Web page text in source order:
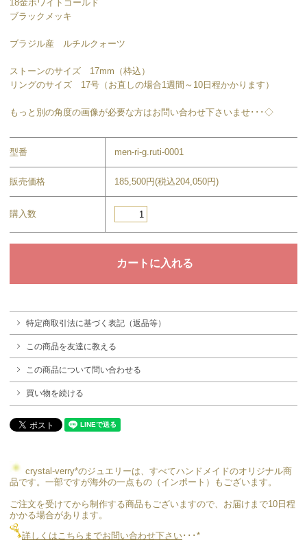
18金ホワイトゴールド
ブラックメッキ
ブラジル産 ルチルクォーツ
ストーンのサイズ 17mm（枠込）
リングのサイズ 17号（お直しの場合1週間～10日程かかります）
もっと別の角度の画像が必要な方はお問い合わせ下さいませ･･･◇
型番 men-ri-g.ruti-0001
販売価格 185,500円(税込204,050円)
購入数
特定商取引法に基づく表記（返品等）
この商品を友達に教える
この商品について問い合わせる
買い物を続ける
crystal-verry*のジュエリーは、すべてハンドメイドのオリジナル商
品です。一部ですが海外の一点もの（インポート）もございます。
ご注文を受けてから制作する商品もございますので、お届けまで10日程
かかる場合があります。
詳しくはこちらまでお問い合わせ下さい･･･*